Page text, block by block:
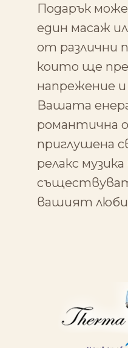
Подарък
един масаж
от различни
които ще
напрежение
Вашата
романтична
приглушена
релакс
вашият